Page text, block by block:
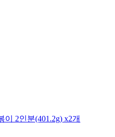
이 2인분(401.2g) x2개